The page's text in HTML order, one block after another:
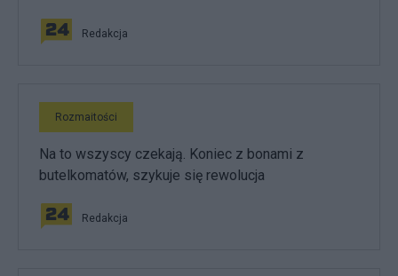
Redakcja
Rozmaitości
Na to wszyscy czekają. Koniec z bonami z
butelkomatów, szykuje się rewolucja
Redakcja